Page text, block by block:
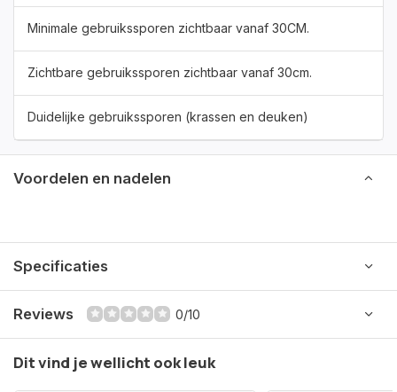
Minimale gebruikssporen zichtbaar vanaf 30CM.
Zichtbare gebruikssporen zichtbaar vanaf 30cm.
Duidelijke gebruikssporen (krassen en deuken)
Voordelen en nadelen
Specificaties
Reviews 0/10
Dit vind je wellicht ook leuk